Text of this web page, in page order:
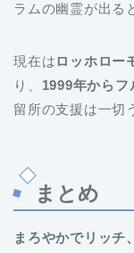
ラムの幽霊が出る
現在は ロッホロー
り、 1999年からフ
留所の支援は一切
まとめ
まろやかでリッチ